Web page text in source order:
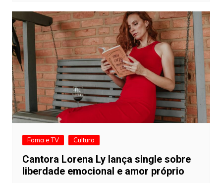
Fama e TV Cultura
Cantora Lorena Ly lança single sobre
liberdade emocional e amor próprio